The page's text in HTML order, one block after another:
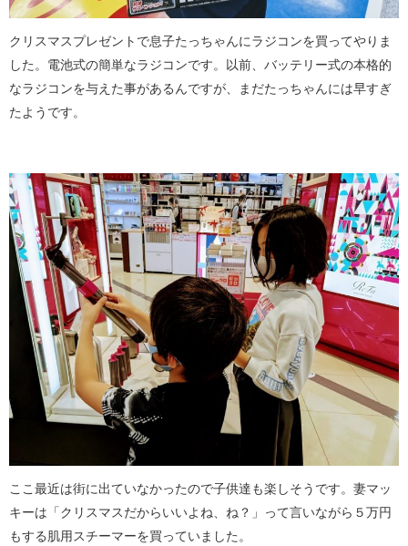
クリスマスプレゼントで息子たっちゃんにラジコンを買ってやりま
した。電池式の簡単なラジコンです。以前、バッテリー式の本格的
なラジコンを与えた事があるんですが、まだたっちゃんには早すぎ
たようです。
ここ最近は街に出ていなかったので子供達も楽しそうです。妻マッ
キーは「クリスマスだからいいよね、ね？」って言いながら５万円
もする肌用スチーマーを買っていました。